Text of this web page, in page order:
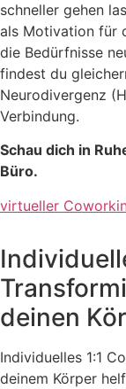
schneller gehen
als Motivation für
die Bedürfnisse
findest du
Neurodivergenz
Verbindung.
Schau dich in
Büro.
virtueller
deinen
Individuelles 1:1
deinem Körper